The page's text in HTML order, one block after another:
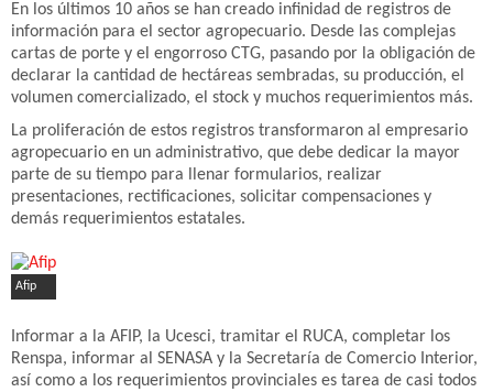
En los últimos 10 años se han creado infinidad de registros de
información para el sector agropecuario. Desde las complejas
cartas de porte y el engorroso CTG, pasando por la obligación de
declarar la cantidad de hectáreas sembradas, su producción, el
volumen comercializado, el stock y muchos requerimientos más.
La proliferación de estos registros transformaron al empresario
agropecuario en un administrativo, que debe dedicar la mayor
parte de su tiempo para llenar formularios, realizar
presentaciones, rectificaciones, solicitar compensaciones y
demás requerimientos estatales.
Afip
Informar a la AFIP, la Ucesci, tramitar el RUCA, completar los
Renspa, informar al SENASA y la Secretaría de Comercio Interior,
así como a los requerimientos provinciales es tarea de casi todos